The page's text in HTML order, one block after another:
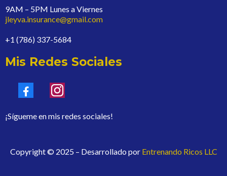
9AM – 5PM Lunes a Viernes
jleyva.insurance@gmail.com
+1 (786) 337-5684
Mis Redes Sociales
¡Sígueme en mis redes sociales!
Copyright © 2025 – Desarrollado por Entrenando Ricos LLC